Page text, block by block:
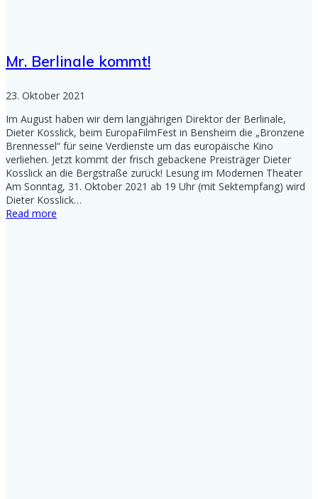
Mr. Berlinale kommt!
23. Oktober 2021
Im August haben wir dem langjährigen Direktor der Berlinale,
Dieter Kosslick, beim EuropaFilmFest in Bensheim die „Bronzene
Brennessel“ für seine Verdienste um das europäische Kino
verliehen. Jetzt kommt der frisch gebackene Preisträger Dieter
Kosslick an die Bergstraße zurück! Lesung im Modernen Theater
Am Sonntag, 31. Oktober 2021 ab 19 Uhr (mit Sektempfang) wird
Dieter Kosslick…
Read more